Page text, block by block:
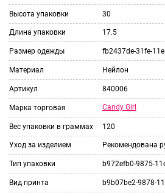
Высота упаковки 30
Длина упаковки 17.5
Размер одежды fb2437de-31fe-
Материал Нейлон
Артикул 840006
Марка торговая Candy Girl
Вес упаковки в граммах 120
Уход за изделием Рекомендована
Тип упаковки b972efb0-9875-
Вид принта b9b07be2-9878-